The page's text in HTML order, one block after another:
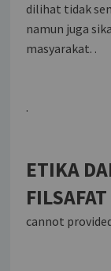
dilihat tidak
namun juga
masyarakat. .
.
ETIKA
cannot